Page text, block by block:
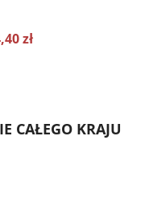
zł
CAŁEGO KRAJU